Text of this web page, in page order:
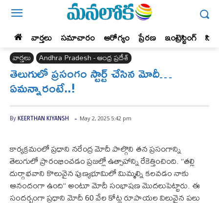
వార్తలు సమాచారం ఆరోగ్యం ప్రేర‌ణ‌ ఇంట్రెస్టింగ్‌
వార్తలు Andhra Pradesh - ఆంధ్ర ప్రదేశ్‌
తెలుగులో ప్రసంగం స్టార్ట్ చేసిన మోదీ…
ఏమన్నారంటే..!
By KEERTHAN KIYANSH - May 2, 2025 5:42 pm
కార్యక్రమంలో ప్రధాని నరేంద్ర మోదీ పాల్గొని తన ప్రసంగాన్ని
తెలుగులో ప్రారంభించడం ప్రజల్లో ఉత్సాహాన్ని రేకెత్తించింది. “తల్లి
దుర్గాభవాని కొలువైన పుణ్యభూమిలో మిమ్మల్ని కలవడం నాకు
ఆనందంగా ఉంది” అంటూ మోదీ సంభాషణ మొదలుపెట్టారు. ఈ
సందర్భంగా ప్రధాని మోదీ 60 వేల కోట్ల రూపాయల విలువైన పలు